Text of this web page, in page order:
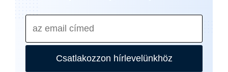
Csatlakozzon hírlevelünkhöz